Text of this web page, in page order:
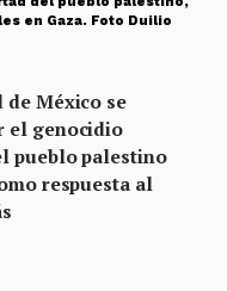
en Gaza. Foto Duilio
de México se
el genocidio
pueblo palestino
respuesta al